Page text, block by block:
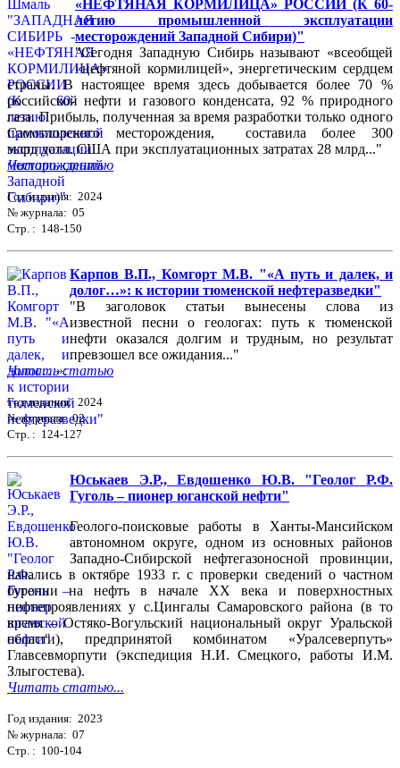
«НЕФТЯНАЯ КОРМИЛИЦА» РОССИИ (К 60-
летию промышленной эксплуатации
месторождений Западной Сибири)"
"Сегодня Западную Сибирь называют «всеобщей
«нефтяной кормилицей», энергетическим сердцем
страны. В настоящее время здесь добывается более 70 %
российской нефти и газового конденсата, 92 % природного
газа. Прибыль, полученная за время разработки только одного
Самотлорского месторождения, составила более 300
млрд долл. США при эксплуатационных затратах 28 млрд..."
Читать статью
Год издания: 2024
№ журнала: 05
Стр. : 148-150
Карпов В.П., Комгорт М.В. "«А путь и далек, и
долог…»: к истории тюменской нефтеразведки"
"В заголовок статьи вынесены слова из
известной песни о геологах: путь к тюменской
нефти оказался долгим и трудным, но результат
превзошел все ожидания..."
Читать статью
Год издания: 2024
№ журнала: 02
Стр. : 124-127
Юськаев Э.Р., Евдошенко Ю.В. "Геолог Р.Ф.
Гуголь – пионер юганской нефти"
Геолого-поисковые работы в Ханты-Мансийском
автономном округе, одном из основных районов
Западно-Сибирской нефтегазоносной провинции,
начались в октябре 1933 г. с проверки сведений о частном
бурении на нефть в начале ХХ века и поверхностных
нефтепроявлениях у с.Цингалы Самаровского района (в то
время – Остяко-Вогульский национальный округ Уральской
области), предпринятой комбинатом «Уралсеверпуть»
Главсевморпути (экспедиция Н.И. Смецкого, работы И.М.
Злыгостева).
Читать статью...
Год издания: 2023
№ журнала: 07
Стр. : 100-104